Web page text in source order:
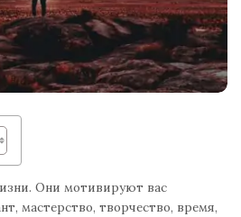
Они мотивируют вас
мастерство, творчество, время,